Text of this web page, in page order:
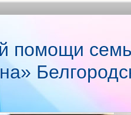
помощи